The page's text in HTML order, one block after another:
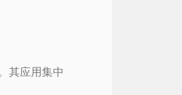
其应用集中